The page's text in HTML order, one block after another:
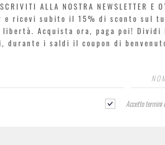
ALLA NOSTRA NEWSLETTER E
ricevi subito il 15% di sconto sul
Acquista ora, paga poi! Dividi
durante i saldi il coupon di
Accetto termini